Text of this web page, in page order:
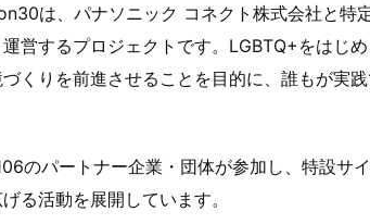
は、パナソニック コネクト株式会社と特
営するプロジェクトです。LGBTQ+をはじ
くりを前進させることを目的に、誰もが実
のパートナー企業・団体が参加し、特設サ
る活動を展開しています。